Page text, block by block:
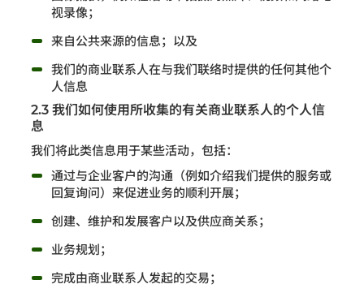
视录像；
来自公共来源的信息；以及
我们的商业联系人在与我们联络时提供的任何其他个
人信息
2.3 我们如何使用所收集的有关商业联系人的个人信
息
我们将此类信息用于某些活动，包括：
通过与企业客户的沟通（例如介绍我们提供的服务或
回复询问）来促进业务的顺利开展；
创建、维护和发展客户以及供应商关系；
业务规划；
完成由商业联系人发起的交易；